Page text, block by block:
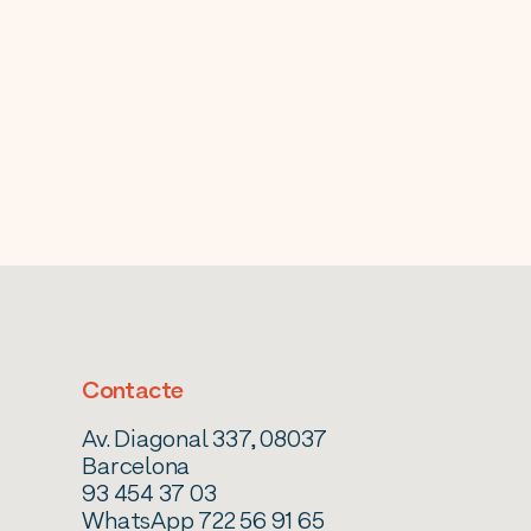
Contacte
Av. Diagonal 337, 08037
Barcelona
93 454 37 03
WhatsApp 722 56 91 65